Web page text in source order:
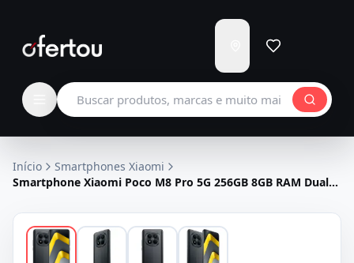
para
Carregando...
Buscar produtos
Início
Smartphones Xiaomi
Smartphone Xiaomi Poco M8 Pro 5G 256GB 8GB RAM Dual